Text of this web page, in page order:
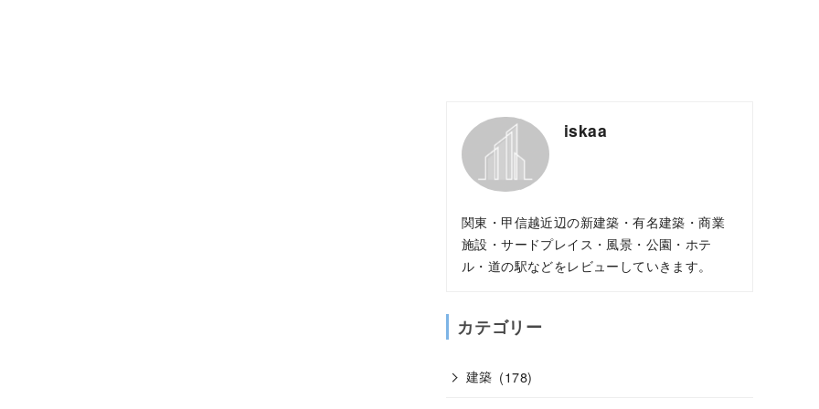
iskaa
関東・甲信越近辺の新建築・有名建築・商業
施設・サードプレイス・風景・公園・ホテ
ル・道の駅などをレビューしていきます。
カテゴリー
建築 (178)